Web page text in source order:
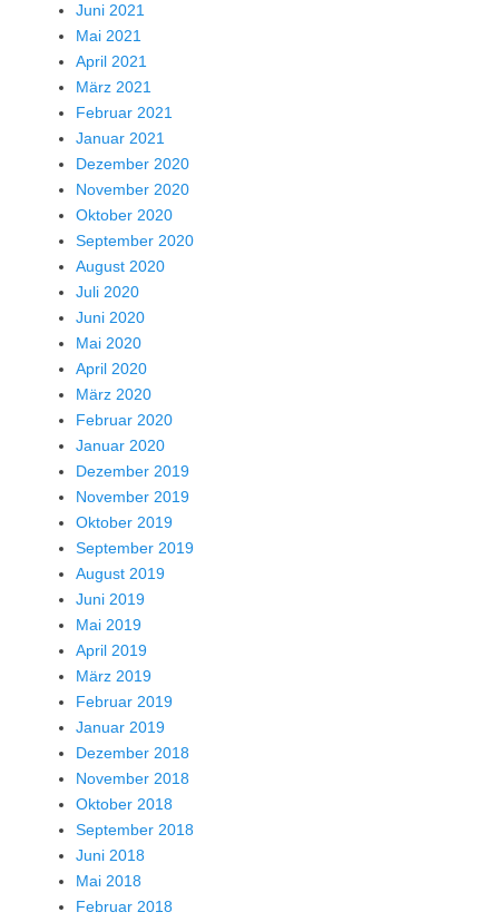
Juni 2021
Mai 2021
April 2021
März 2021
Februar 2021
Januar 2021
Dezember 2020
November 2020
Oktober 2020
September 2020
August 2020
Juli 2020
Juni 2020
Mai 2020
April 2020
März 2020
Februar 2020
Januar 2020
Dezember 2019
November 2019
Oktober 2019
September 2019
August 2019
Juni 2019
Mai 2019
April 2019
März 2019
Februar 2019
Januar 2019
Dezember 2018
November 2018
Oktober 2018
September 2018
Juni 2018
Mai 2018
Februar 2018